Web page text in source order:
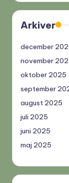
Arkiver
december
november
oktober 2025
september
august 2025
juli 2025
juni 2025
maj 2025